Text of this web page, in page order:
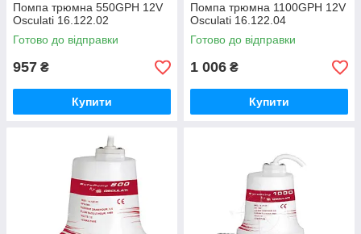
Помпа трюмна 550GPH 12V
Osculati 16.122.02
Готово до відправки
957 ₴
Купити
Помпа трюмна 1100GPH 12V
Osculati 16.122.04
Готово до відправки
1 006 ₴
Купити